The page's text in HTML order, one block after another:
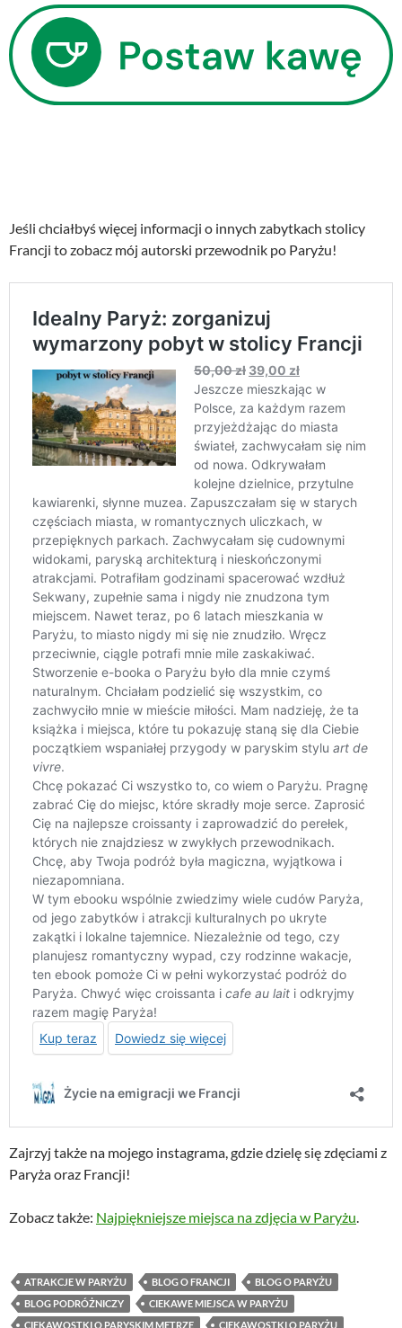
Jeśli chciałbyś więcej informacji o innych zabytkach stolicy
Francji to zobacz mój autorski przewodnik po Paryżu!
Zajrzyj także na mojego instagrama, gdzie dzielę się zdęciami z
Paryża oraz Francji!
Zobacz także: Najpiękniejsze miejsca na zdjęcia w Paryżu.
ATRAKCJE W PARYŻU BLOG O FRANCJI
BLOG O PARYŻU
BLOG PODRÓŻNICZY
CIEKAWE MIEJSCA W PARYŻU
CIEKAWOSTKI O PARYSKIM METRZE
CIEKAWOSTKI O PARYŻU